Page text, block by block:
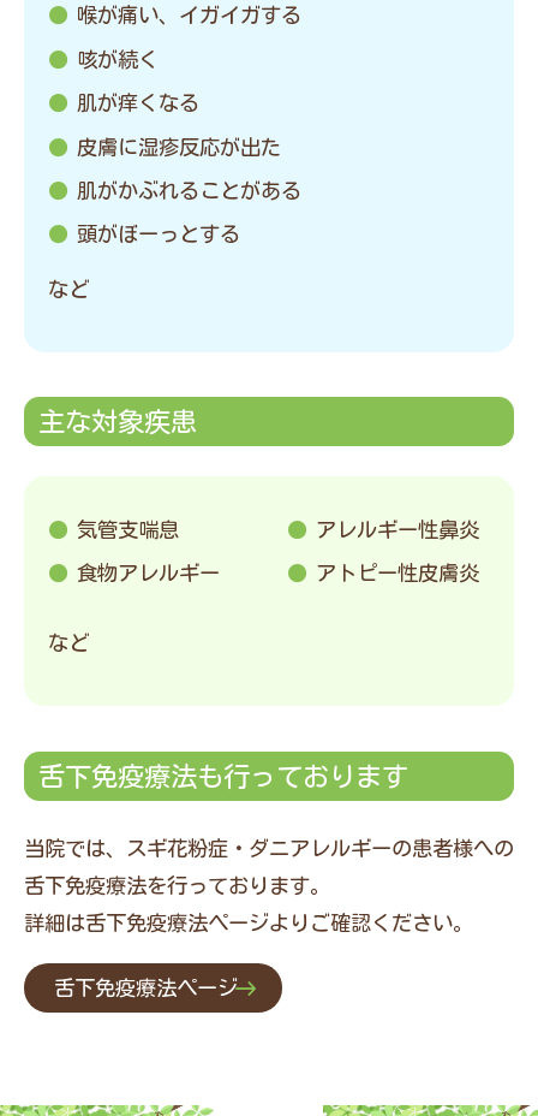
喉が痛い、イガイガする
咳が続く
肌が痒くなる
皮膚に湿疹反応が出た
肌がかぶれることがある
頭がぼーっとする
など
主な対象疾患
気管支喘息 アレルギー性鼻炎
食物アレルギー アトピー性皮膚炎
など
舌下免疫療法も行っております
当院では、スギ花粉症・ダニアレルギーの患者様への
舌下免疫療法を行っております。
詳細は舌下免疫療法ページよりご確認ください。
舌下免疫療法ページ